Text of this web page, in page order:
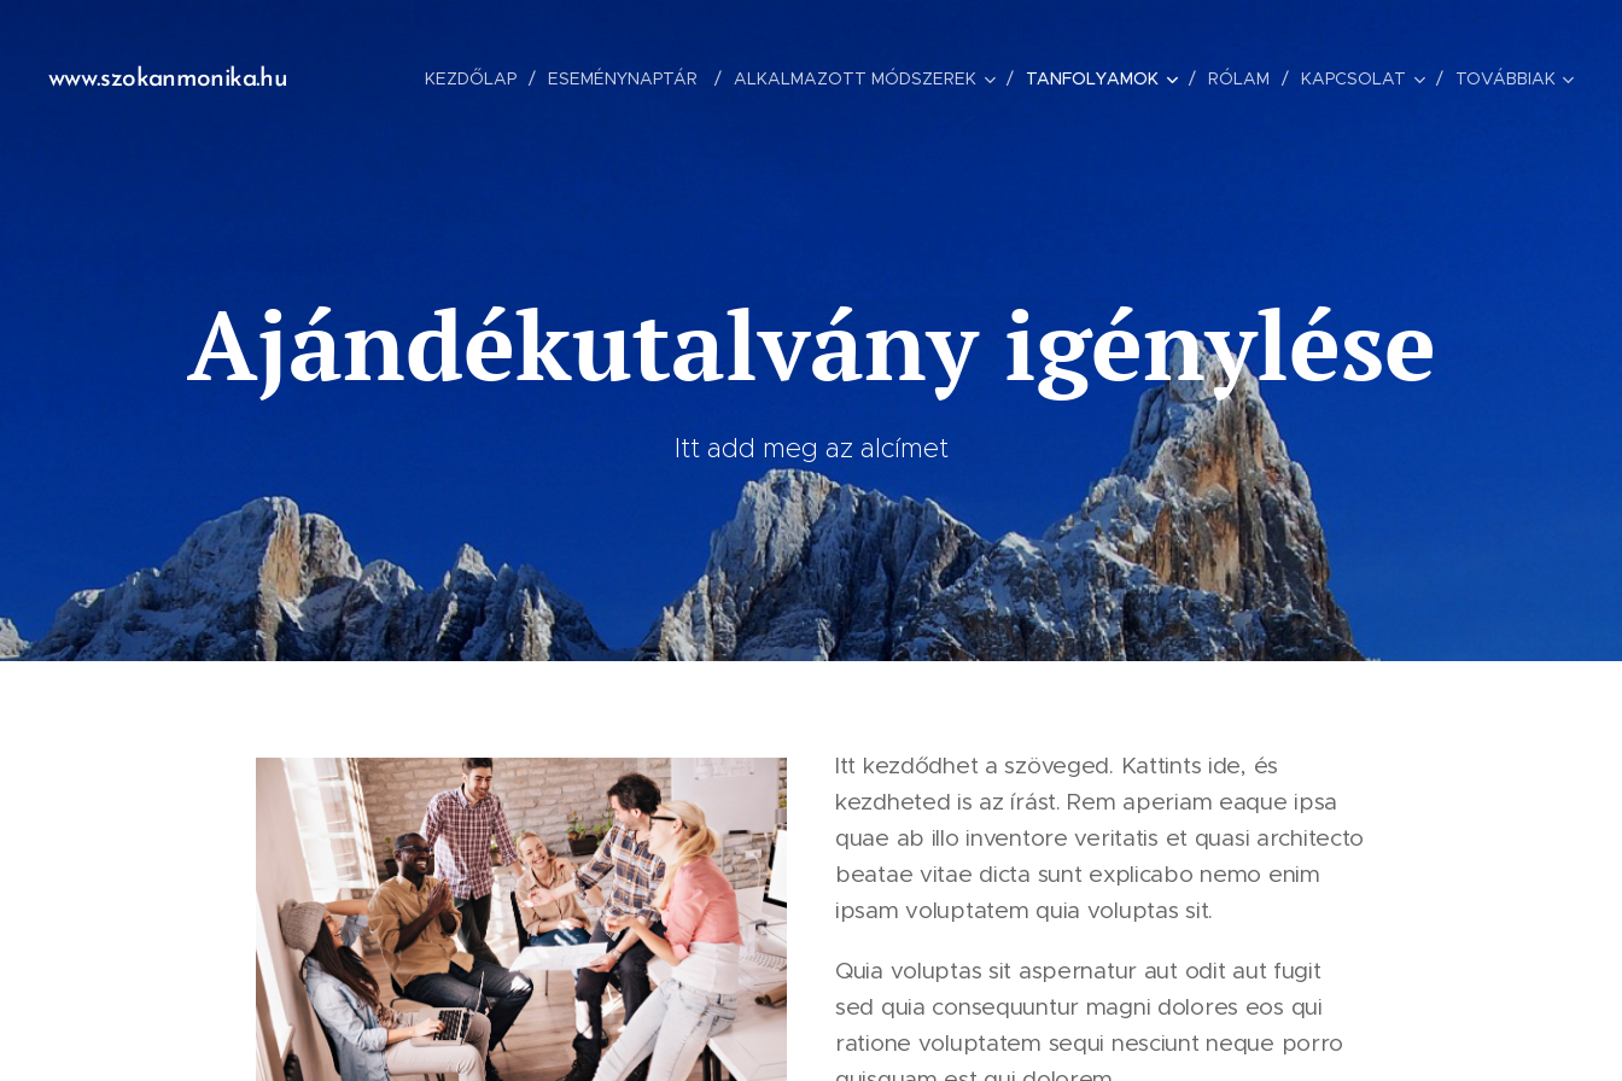
www.szokanmonika.hu KEZDŐLAP ESEMÉNYNAPTÁR ALKALMAZOTT MÓDSZEREK TANFOLYAMOK RÓLAM KAPCSOLAT TOVÁBBIAK
Ajándékutalvány igénylése
Itt add meg az alcímet
Itt kezdődhet a szöveged. Kattints ide, és
kezdheted is az írást. Rem aperiam eaque ipsa
quae ab illo inventore veritatis et quasi architecto
beatae vitae dicta sunt explicabo nemo enim
ipsam voluptatem quia voluptas sit.
Quia voluptas sit aspernatur aut odit aut fugit
sed quia consequuntur magni dolores eos qui
ratione voluptatem sequi nesciunt neque porro